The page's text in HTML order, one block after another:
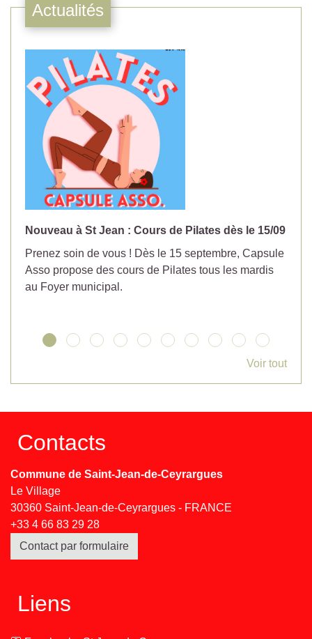
Actualités
Nouveau à St Jean : Cours de Pilates dès le 15/09
Prenez soin de vous ! Dès le 15 septembre, Capsule
Asso propose des cours de Pilates tous les mardis
au Foyer municipal.
Voir tout
Contacts
Commune de Saint-Jean-de-Ceyrargues
Le Village
30360 Saint-Jean-de-Ceyrargues - FRANCE
+33 4 66 83 29 28
Contact par formulaire
Liens